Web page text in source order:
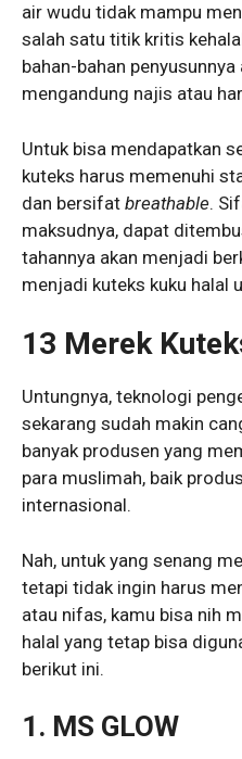
air wudu tidak mampu
salah satu titik kritis
bahan-bahan penyusunnya
mengandung najis atau
Untuk bisa mendapatkan
kuteks harus memenuhi
dan bersifat breathable.
maksudnya, dapat
tahannya akan menjadi
menjadi kuteks kuku halal
13 Merek
Untungnya, teknologi
sekarang sudah makin
banyak produsen yang
para muslimah, baik
internasional.
Nah, untuk yang senang
tetapi tidak ingin harus
atau nifas, kamu bisa nih
halal yang tetap bisa
berikut ini.
1. MS GLOW